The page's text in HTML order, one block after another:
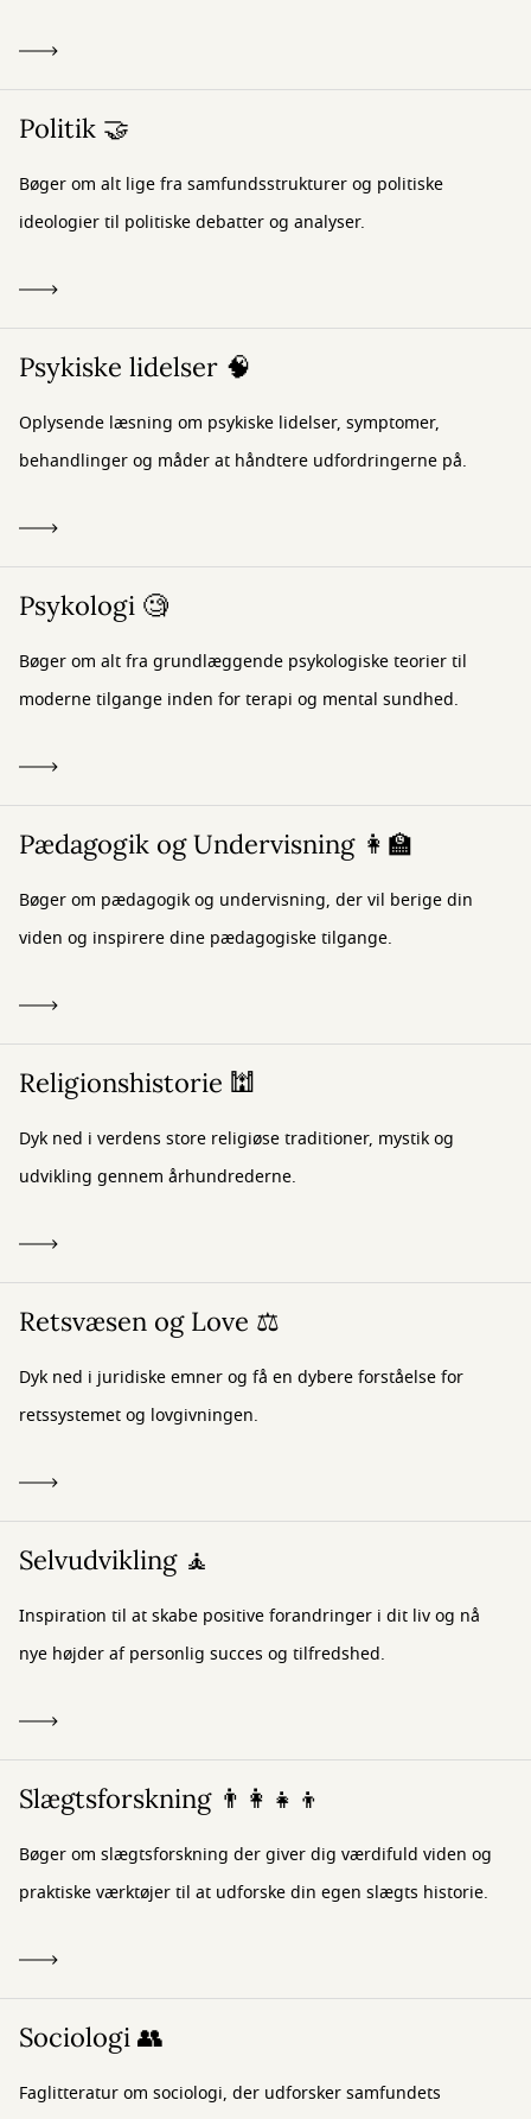
Politik 🤝
Bøger om alt lige fra samfundsstrukturer og politiske
ideologier til politiske debatter og analyser.
Psykiske lidelser 🧠
Oplysende læsning om psykiske lidelser, symptomer,
behandlinger og måder at håndtere udfordringerne på.
Psykologi 🧐
Bøger om alt fra grundlæggende psykologiske teorier til
moderne tilgange inden for terapi og mental sundhed.
Pædagogik og Undervisning 👩‍🏫
Bøger om pædagogik og undervisning, der vil berige din
viden og inspirere dine pædagogiske tilgange.
Religionshistorie 🕍
Dyk ned i verdens store religiøse traditioner, mystik og
udvikling gennem århundrederne.
Retsvæsen og Love ⚖️
Dyk ned i juridiske emner og få en dybere forståelse for
retssystemet og lovgivningen.
Selvudvikling 🧘
Inspiration til at skabe positive forandringer i dit liv og nå
nye højder af personlig succes og tilfredshed.
Slægtsforskning 👨‍👩‍👧‍👦
Bøger om slægtsforskning der giver dig værdifuld viden og
praktiske værktøjer til at udforske din egen slægts historie.
Sociologi 👥
Faglitteratur om sociologi, der udforsker samfundets